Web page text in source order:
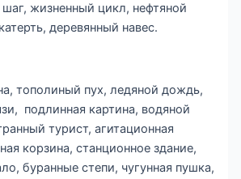
жизненный цикл, нефтяной
деревянный навес.
тополиный пух, ледяной дождь,
подлинная картина, водяной
турист, агитационная
корзина, станционное здание,
буранные степи, чугунная пушка,